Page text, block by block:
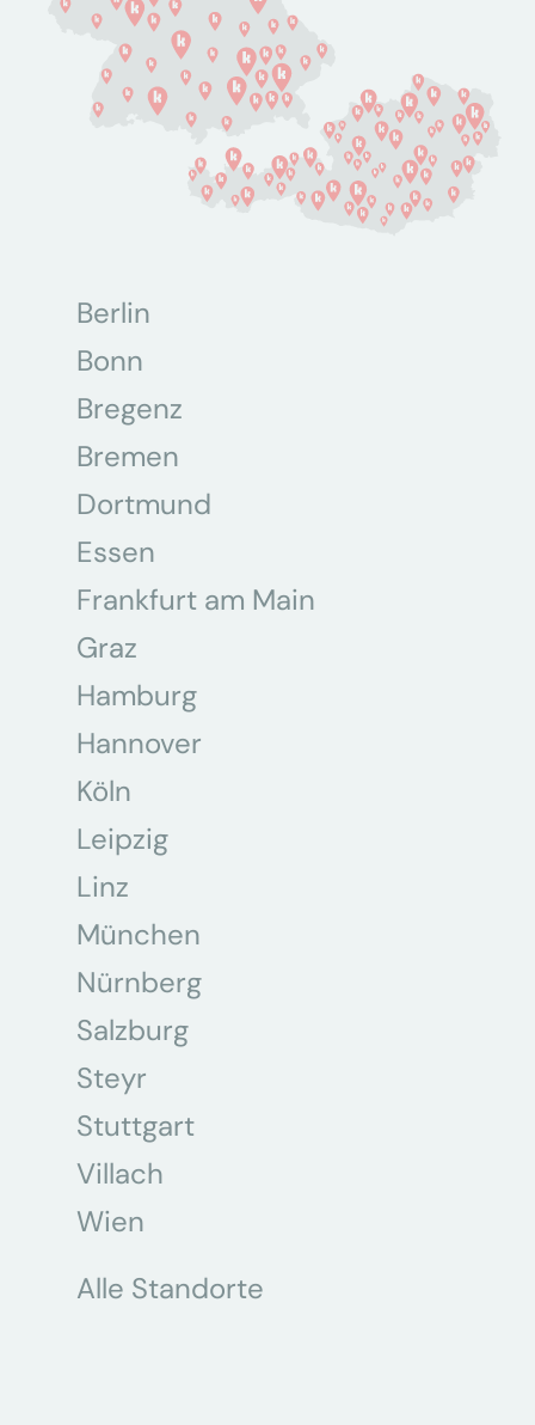
Berlin
Bonn
Bregenz
Bremen
Dortmund
Essen
Frankfurt am Main
Graz
Hamburg
Hannover
Köln
Leipzig
Linz
München
Nürnberg
Salzburg
Steyr
Stuttgart
Villach
Wien
Alle Standorte